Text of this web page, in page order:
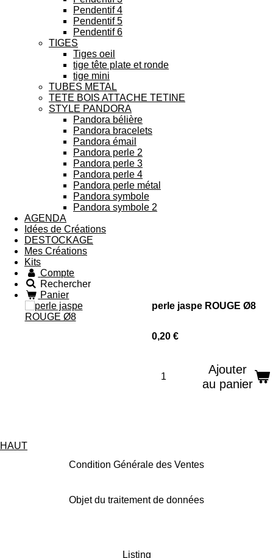
Pendentif 4
Pendentif 5
Pendentif 6
TIGES
Tiges oeil
tige tête plate et ronde
tige mini
TUBES METAL
TETE BOIS ATTACHE TETINE
STYLE PANDORA
Pandora bélière
Pandora bracelets
Pandora émail
Pandora perle 2
Pandora perle 3
Pandora perle 4
Pandora perle métal
Pandora symbole
Pandora symbole 2
AGENDA
Idées de Créations
DESTOCKAGE
Mes Créations
Kits
Compte
Rechercher
Panier
perle jaspe ROUGE Ø8
0,20 €
Ajouter
au panier
HAUT
Condition Générale des Ventes
Objet du traitement de données
Listing